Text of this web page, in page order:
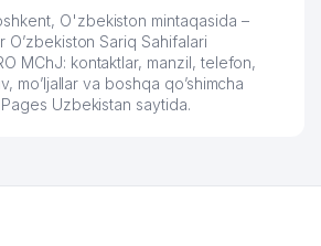
O'zbekiston mintaqasida –
O’zbekiston Sariq Sahifalari
MChJ: kontaktlar, manzil, telefon,
mo’ljallar va boshqa qo’shimcha
Pages Uzbekistan saytida.